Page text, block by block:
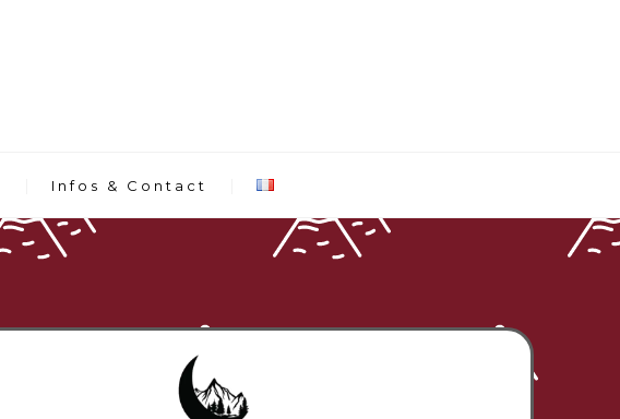
Infos & Contact